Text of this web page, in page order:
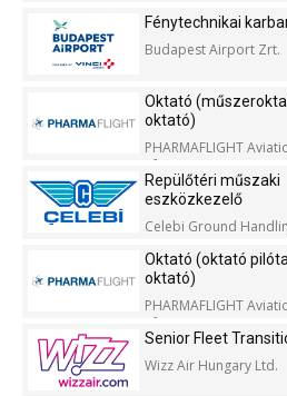
Fénytechnikai
Budapest Airport Zrt.
Oktató
oktató)
PHARMAFLIGHT
Kft.
Repülőtéri műszaki
eszközkezelő
Celebi Ground
Oktató (oktató
oktató)
PHARMAFLIGHT
Kft.
Senior Fleet
Wizz Air Hungary Ltd.